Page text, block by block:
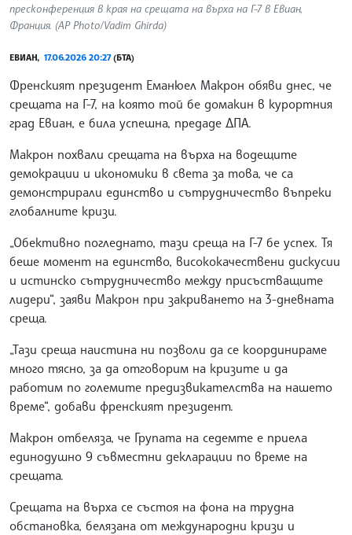
пресконференция в края на срещата на върха на Г-7 в Евиан,
Франция. (AP Photo/Vadim Ghirda)
ЕВИАН, 17.06.2026 20:27(БТА)
Френският президент Еманюел Макрон обяви днес, че
срещата на Г-7, на която той бе домакин в курортния
град Евиан, е била успешна, предаде ДПА.
Макрон похвали срещата на върха на водещите
демокрации и икономики в света за това, че са
демонстрирали единство и сътрудничество въпреки
глобалните кризи.
„Обективно погледнато, тази среща на Г-7 бе успех. Тя
беше момент на единство, висококачествени дискусии
и истинско сътрудничество между присъстващите
лидери“, заяви Макрон при закриването на 3-дневната
среща.
„Тази среща наистина ни позволи да се координираме
много тясно, за да отговорим на кризите и да
работим по големите предизвикателства на нашето
време“, добави френският президент.
Макрон отбеляза, че Групата на седемте е приела
единодушно 9 съвместни декларации по време на
срещата.
Срещата на върха се състоя на фона на трудна
обстановка, белязана от международни кризи и